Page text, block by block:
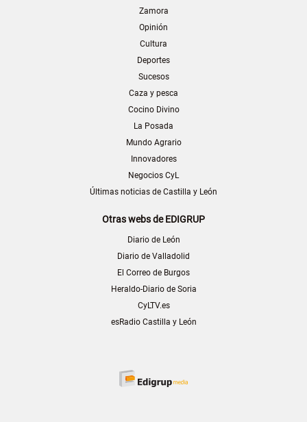
Zamora
Opinión
Cultura
Deportes
Sucesos
Caza y pesca
Cocino Divino
La Posada
Mundo Agrario
Innovadores
Negocios CyL
Últimas noticias de Castilla y León
Otras webs de EDIGRUP
Diario de León
Diario de Valladolid
El Correo de Burgos
Heraldo-Diario de Soria
CyLTV.es
esRadio Castilla y León